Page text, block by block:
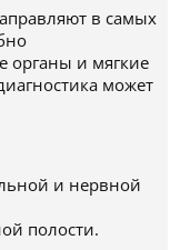
в самых
органы и мягкие
может
и нервной
полости.